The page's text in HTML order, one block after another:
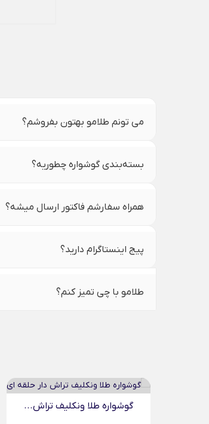
می تونم طلامو بهتون بفروشم؟
بسته‌بندی گوشواره چطوریه؟
همراه سفارشم فاکتور ارسال میشه؟
پیج اینستاگرام دارید؟
طلامو با چی تمیز کنم؟
گوشواره طلا ونکلیف تراش...